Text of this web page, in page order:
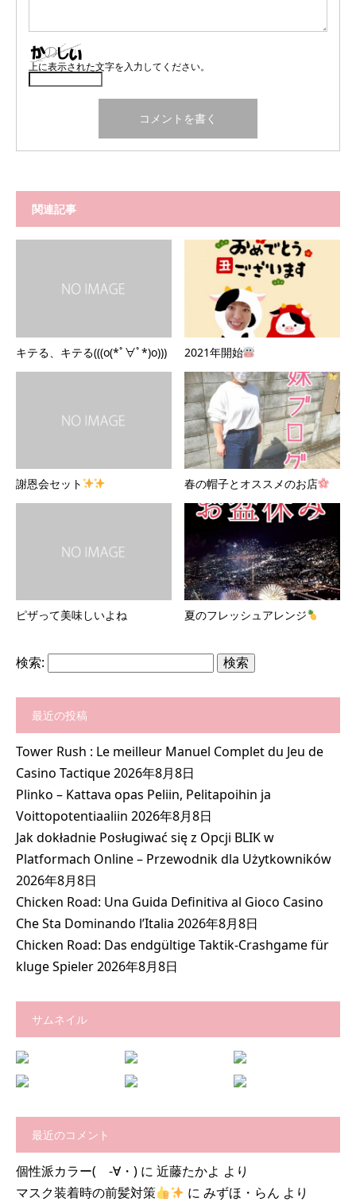
上に表示された文字を入力してください。
関連記事
キテる、キテる(((o(*ﾟ∀ﾟ*)o))) 2021年開始
謝恩会セット 春の帽子とオススメのお店
ピザって美味しいよね 夏のフレッシュアレンジ
検索:
最近の投稿
Tower Rush : Le meilleur Manuel Complet du Jeu de
Casino Tactique2026年8月8日
Plinko – Kattava opas Peliin, Pelitapoihin ja
Voittopotentiaaliin 2026年8月8日
Jak dokładnie Posługiwać się z Opcji BLIK w
Platformach Online – Przewodnik dla Użytkowników
2026年8月8日
Chicken Road: Una Guida Definitiva al Gioco Casino
Che Sta Dominando l’Italia 2026年8月8日
Chicken Road: Das endgültige Taktik-Crashgame für
kluge Spieler2026年8月8日
サムネイル
最近のコメント
個性派カラー( -∀・) に 近藤たかよ より
マスク装着時の前髪対策
にみずほ・らん より